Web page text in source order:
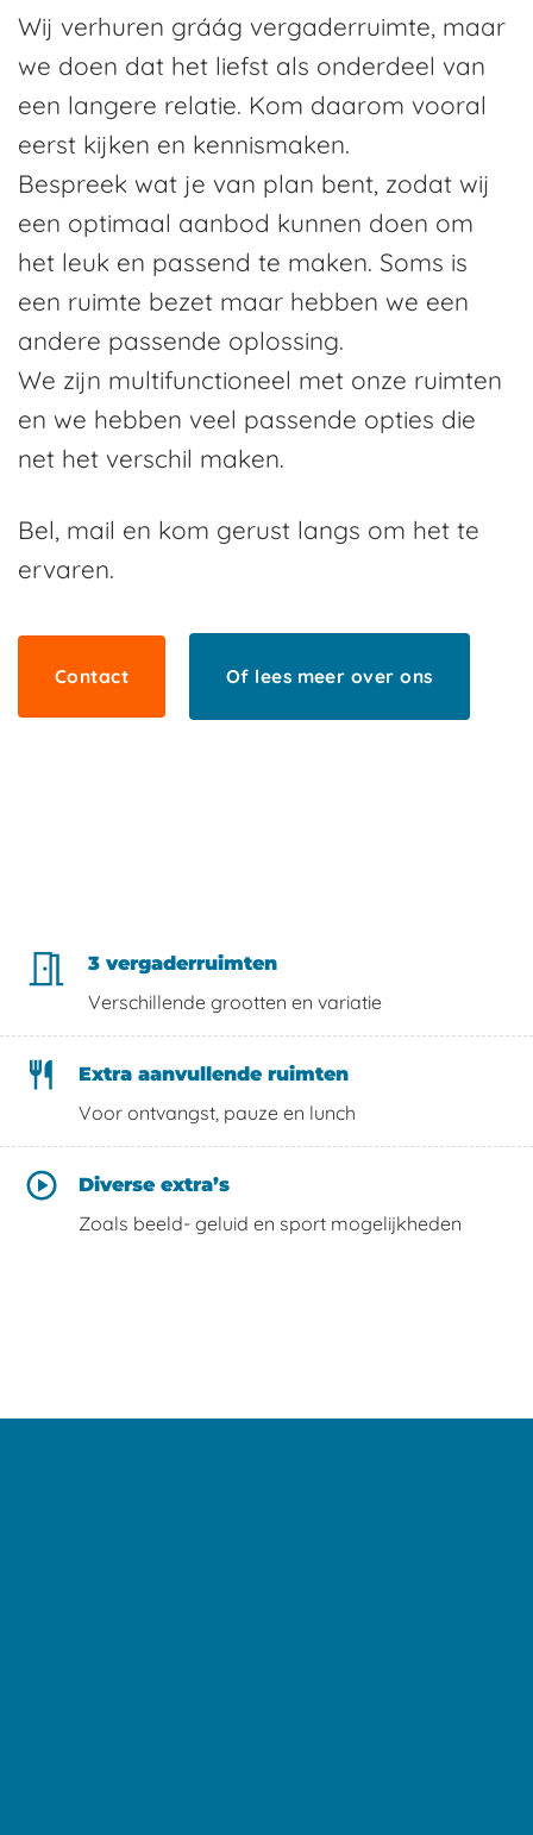
Wij verhuren gráág vergaderruimte, maar
we doen dat het liefst als onderdeel van
een langere relatie. Kom daarom vooral
eerst kijken en kennismaken.
Bespreek wat je van plan bent, zodat wij
een optimaal aanbod kunnen doen om
het leuk en passend te maken. Soms is
een ruimte bezet maar hebben we een
andere passende oplossing.
We zijn multifunctioneel met onze ruimten
en we hebben veel passende opties die
net het verschil maken.
Bel, mail en kom gerust langs om het te
ervaren.
Contact Of lees meer over ons
3 vergaderruimten
Verschillende grootten en variatie
Extra aanvullende ruimten
Voor ontvangst, pauze en lunch
Diverse extra’s
Zoals beeld- geluid en sport mogelijkheden